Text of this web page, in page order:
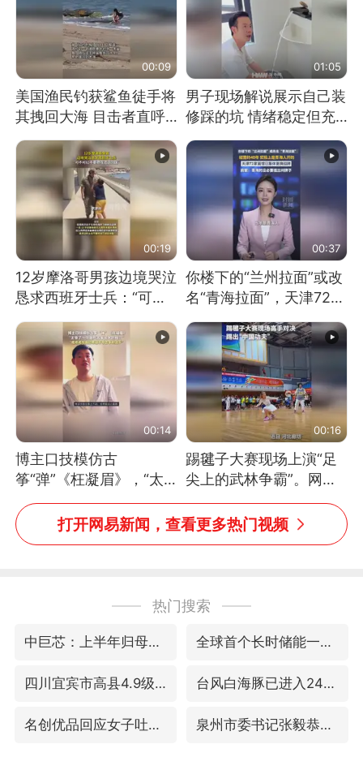
00:09
美国渔民钓获鲨鱼徒手将
其拽回大海 目击者直呼
震惊 （视频来源：参考
消息）
01:05
男子现场解说展示自己装
修踩的坑 情绪稳定但充
满无奈 每处都有精心设
计 但每处都有瑕疵 网
友：一开始我没笑 但看
到洗手盆我没绷住
00:19
12岁摩洛哥男孩边境哭泣
恳求西班牙士兵：“可不
可以不要把我遣返回国”
00:37
你楼下的“兰州拉面”或改
名“青海拉面”，天津72家
面馆已集体更换招牌
00:14
博主口技模仿古
筝“弹”《枉凝眉》，“太
像了～你是吃古筝长大的
吗？”“或将成为首位考级
不带古筝的选手。”（来
00:16
踢毽子大赛现场上演“足
尖上的武林争霸”。网
友：这哪是踢毽子，分明
是武侠片现场！#睡个好
打开网易新闻，查看更多热门视频
热门搜索
中巨芯：上半年归母净利润1405.77万元 全球首个长时储能一体化产业园量产
四川宜宾市高县4.9级地震致1人死亡 台风白海豚已进入24小时警戒线
名创优品回应女子吐槽内裤质量差 泉州市委书记张毅恭被查